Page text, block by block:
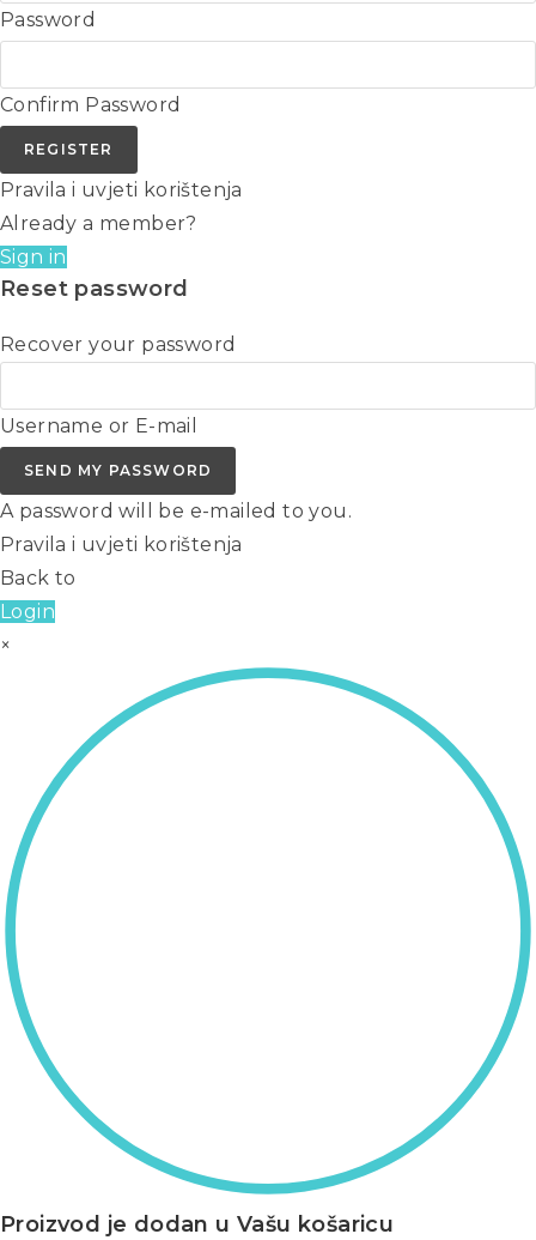
Password
Confirm Password
REGISTER
Pravila i uvjeti korištenja
Already a member?
Sign in
Reset password
Recover your password
Username or E-mail
SEND MY PASSWORD
A password will be e-mailed to you.
Pravila i uvjeti korištenja
Back to
Login
×
Proizvod je dodan u Vašu košaricu